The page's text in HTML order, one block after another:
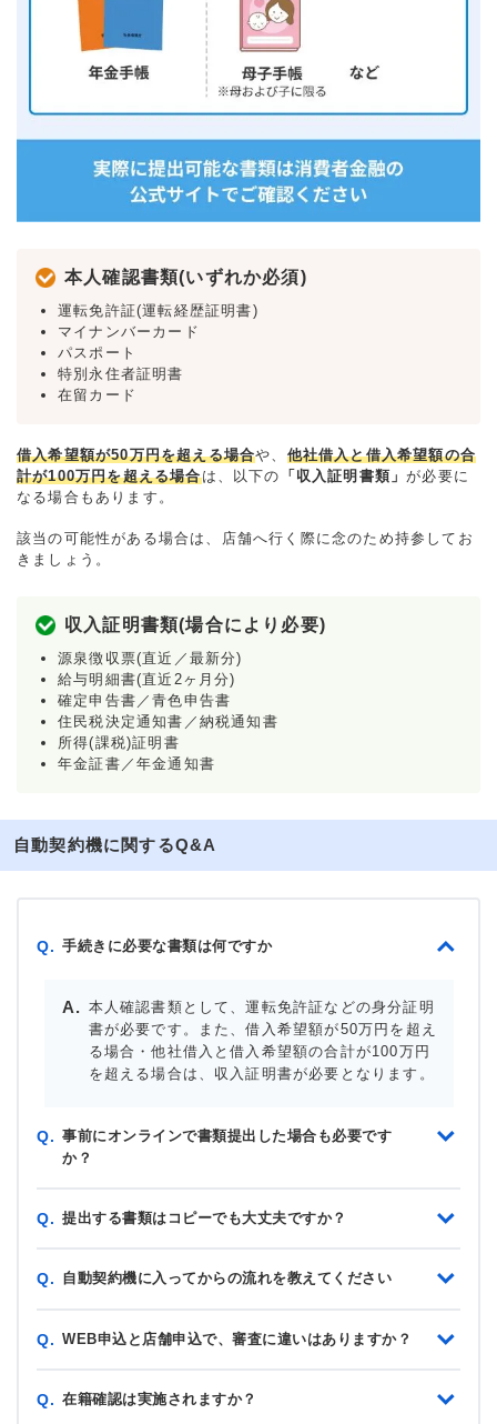
本人確認書類(いずれか必須)
運転免許証(運転経歴証明書)
マイナンバーカード
パスポート
特別永住者証明書
在留カード
借入希望額が50万円を超える場合や、 他社借入と借入希望額の合
計が100万円を超える場合は、以下の 「収入証明書類」が必要に
なる場合もあります。
該当の可能性がある場合は、店舗へ行く際に念のため持参してお
きましょう。
収入証明書類(場合により必要)
源泉徴収票(直近／最新分)
給与明細書(直近2ヶ月分)
確定申告書／青色申告書
住民税決定通知書／納税通知書
所得(課税)証明書
年金証書／年金通知書
自動契約機に関するQ&A
Q. 手続きに必要な書類は何ですか
本人確認書類として、運転免許証などの身分証明
書が必要です。また、借入希望額が50万円を超え
る場合・他社借入と借入希望額の合計が100万円
を超える場合は、収入証明書が必要となります。
Q. 事前にオンラインで書類提出した場合も必要です
か？
Q. 提出する書類はコピーでも大丈夫ですか？
Q. 自動契約機に入ってからの流れを教えてください
Q. WEB申込と店舗申込で、審査に違いはありますか？
Q. 在籍確認は実施されますか？